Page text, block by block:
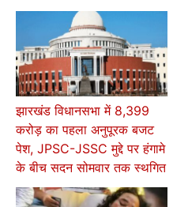
झारखंड विधानसभा में 8,399
करोड़ का पहला अनुपूरक बजट
पेश, JPSC-JSSC मुद्दे पर हंगामे
के बीच सदन सोमवार तक स्थगित